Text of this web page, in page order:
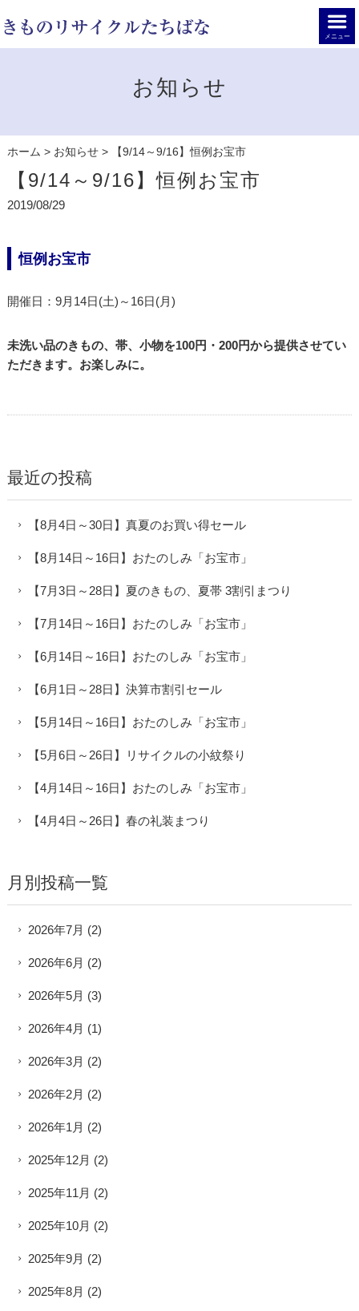
メニュー
お知らせ
ホーム > お知らせ> 【9/14～9/16】恒例お宝市
【9/14～9/16】恒例お宝市
2019/08/29
恒例お宝市
開催日：9月14日(土)～16日(月)
未洗い品のきもの、帯、小物を100円・200円から提供させてい
ただきます。お楽しみに。
最近の投稿
【8月4日～30日】真夏のお買い得セール
【8月14日～16日】おたのしみ「お宝市」
【7月3日～28日】夏のきもの、夏帯 3割引まつり
【7月14日～16日】おたのしみ「お宝市」
【6月14日～16日】おたのしみ「お宝市」
【6月1日～28日】決算市割引セール
【5月14日～16日】おたのしみ「お宝市」
【5月6日～26日】リサイクルの小紋祭り
【4月14日～16日】おたのしみ「お宝市」
【4月4日～26日】春の礼装まつり
月別投稿一覧
2026年7月 (2)
2026年6月 (2)
2026年5月 (3)
2026年4月 (1)
2026年3月 (2)
2026年2月 (2)
2026年1月 (2)
2025年12月 (2)
2025年11月 (2)
2025年10月 (2)
2025年9月 (2)
2025年8月 (2)